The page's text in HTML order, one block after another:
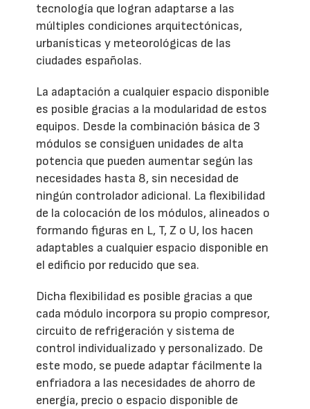
tecnología que logran adaptarse a las
múltiples condiciones arquitectónicas,
urbanísticas y meteorológicas de las
ciudades españolas.
La adaptación a cualquier espacio disponible
es posible gracias a la modularidad de estos
equipos. Desde la combinación básica de 3
módulos se consiguen unidades de alta
potencia que pueden aumentar según las
necesidades hasta 8, sin necesidad de
ningún controlador adicional. La flexibilidad
de la colocación de los módulos, alineados o
formando figuras en L, T, Z o U, los hacen
adaptables a cualquier espacio disponible en
el edificio por reducido que sea.
Dicha flexibilidad es posible gracias a que
cada módulo incorpora su propio compresor,
circuito de refrigeración y sistema de
control individualizado y personalizado. De
este modo, se puede adaptar fácilmente la
enfriadora a las necesidades de ahorro de
energía, precio o espacio disponible de